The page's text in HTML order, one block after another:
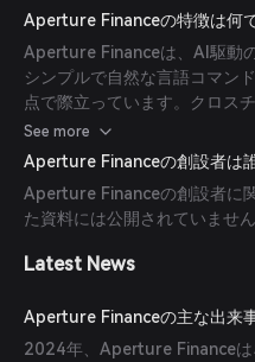
これらのソリューションをブ
行するエンジンです。このア
ーフレンドリーなDeFi取引が
Aperture Financeの特徴は何
Aperture Financeは、AI駆動
シンプルで自然な言語コマン
点で際立っています。クロス
チェーンネットワーク間でシ
ApertureSwapやMarket
機能が自動的な流動性管理や
See more
Aperture Financeの創設者は
Aperture Financeの創設者に
た資料には公開されていません
Latest News
Aperture Financeの主な出来
2024年、Aperture Financeは